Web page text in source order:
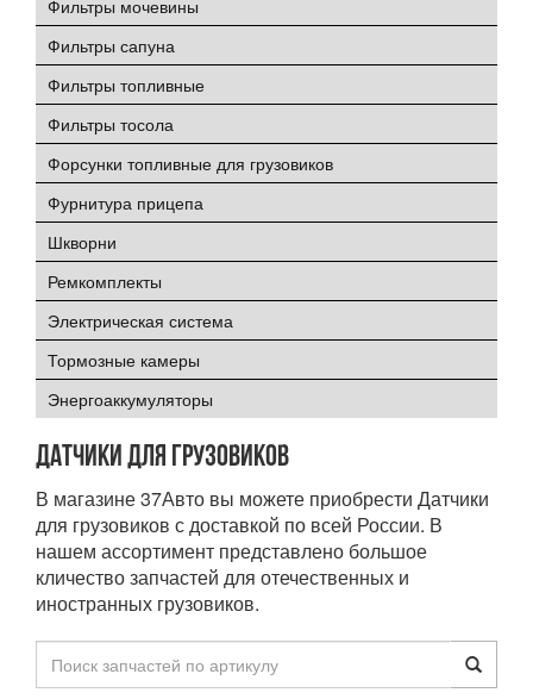
Фильтры мочевины
Фильтры сапуна
Фильтры топливные
Фильтры тосола
Форсунки топливные для грузовиков
Фурнитура прицепа
Шкворни
Ремкомплекты
Электрическая система
Тормозные камеры
Энергоаккумуляторы
Датчики для грузовиков
В магазине 37Авто вы можете приобрести Датчики
для грузовиков с доставкой по всей России. В
нашем ассортимент представлено большое
кличество запчастей для отечественных и
иностранных грузовиков.